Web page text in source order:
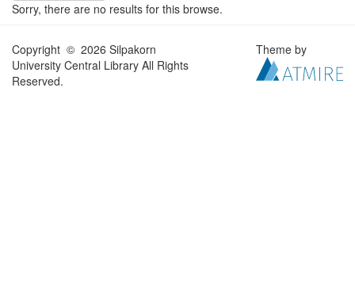
Sorry, there are no results for this browse.
Copyright © 2026 Silpakorn
University Central Library All Rights
Reserved.
Theme by